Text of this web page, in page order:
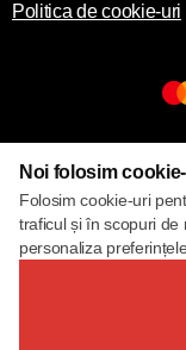
Politica de cookie-uri
Noi folosim
Folosim cookie-uri
traficul și în scopuri de
personaliza preferințele.